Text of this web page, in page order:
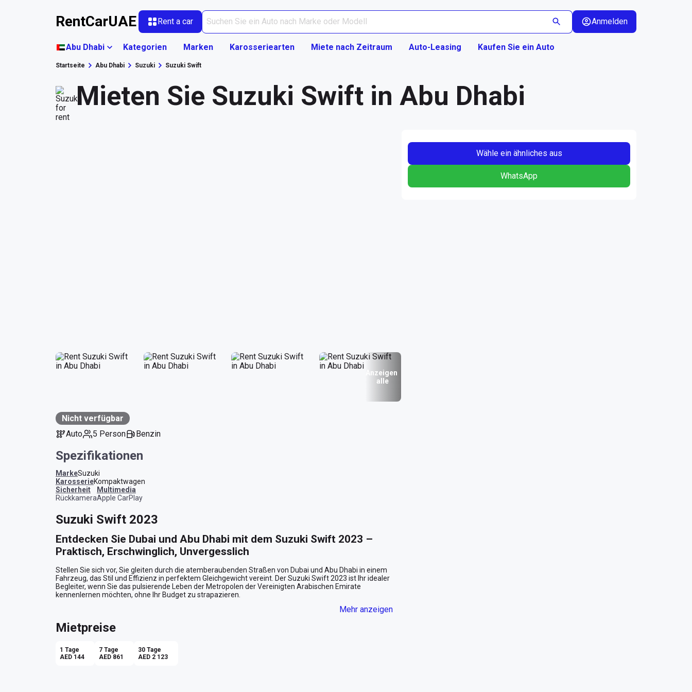
RentCarUAE Rent a car Anmelden
Abu Dhabi Kategorien Marken Karosseriearten Miete nach Zeitraum Auto-Leasing Kaufen Sie ein Auto
Startseite Abu Dhabi Suzuki Suzuki Swift
Mieten Sie Suzuki Swift in Abu Dhabi
Anzeigen
alle
Nicht verfügbar
Auto
5 Person Benzin
Spezifikationen
MarkeSuzuki
KarosserieKompaktwagen
Sicherheit
Rückkamera
Multimedia
Apple CarPlay
Suzuki Swift 2023
Entdecken Sie Dubai und Abu Dhabi mit dem Suzuki Swift 2023 –
Praktisch, Erschwinglich, Unvergesslich
Stellen Sie sich vor, Sie gleiten durch die atemberaubenden Straßen von Dubai und Abu Dhabi in einem
Fahrzeug, das Stil und Effizienz in perfektem Gleichgewicht vereint. Der Suzuki Swift 2023 ist Ihr idealer
Begleiter, wenn Sie das pulsierende Leben der Metropolen der Vereinigten Arabischen Emirate
kennenlernen möchten, ohne Ihr Budget zu strapazieren.
Mit seiner leuchtend blauen Karosserie zieht der Suzuki Swift Blicke auf sich, während er geschmeidig
gemacht – parken Sie mit Leichtigkeit in den belebten Straßen von Downtown Dubai oder in einem der
kulturellen Zentren Abu Dhabis. Der automatische Antrieb sorgt dafür, dass selbst der hektischste
Mehr anzeigen
Mietpreise
1 Tage
AED 144
7 Tage
AED 861
30 Tage
AED 2 123
Wähle ein ähnliches aus
WhatsApp